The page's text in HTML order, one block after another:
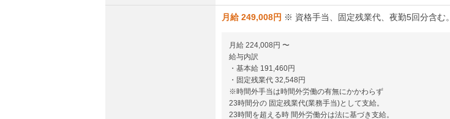
月給 249,008円 ※ 資格手当、固定残業代、夜勤5回分含む。
月給 224,008円 〜
給与内訳
・基本給 191,460円
・固定残業代 32,548円
※時間外手当は時間外労働の有無にかかわらず
23時間分の 固定残業代(業務手当)として支給。
23時間を超える時 間外労働分は法に基づき支給。